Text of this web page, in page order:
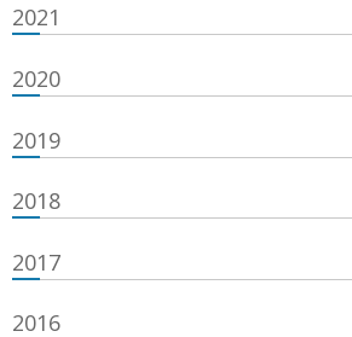
2021
2020
2019
2018
2017
2016